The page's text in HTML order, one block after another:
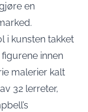
en
i kunsten takket
innen
malerier kalt
32 lerreter,